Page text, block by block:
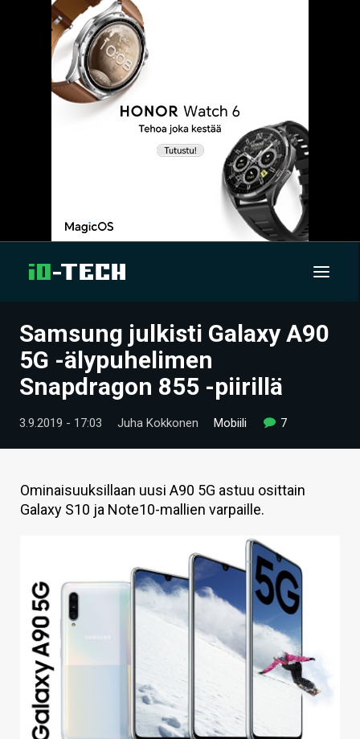
UUTISET
ARTIKKELIT
VIDEOT
TECHBBS
TIETOA
HINTA.FI
VAIHDA TEEMA
HAKU
Samsung julkisti Galaxy A90
5G -älypuhelimen
Snapdragon 855 -piirillä
3.9.2019 - 17:03 Juha Kokkonen Mobiili 7
Ominaisuuksillaan uusi A90 5G astuu osittain
Galaxy S10 ja Note10-mallien varpaille.